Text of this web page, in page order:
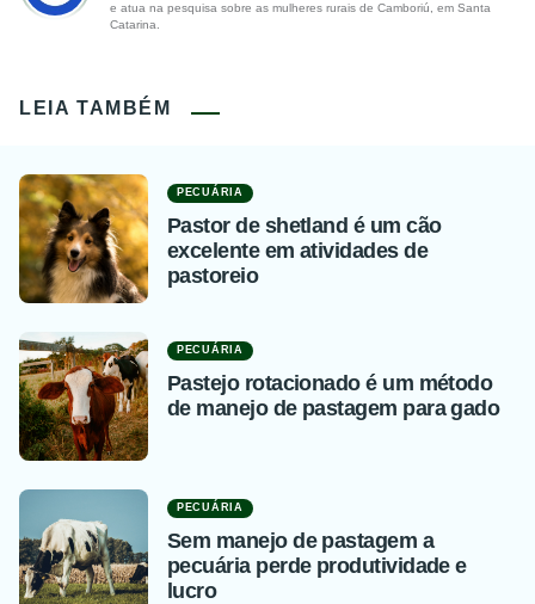
e atua na pesquisa sobre as mulheres rurais de Camboriú, em Santa
Catarina.
LEIA TAMBÉM
PECUÁRIA
Pastor de shetland é um cão
excelente em atividades de
pastoreio
PECUÁRIA
Pastejo rotacionado é um método
de manejo de pastagem para gado
PECUÁRIA
Sem manejo de pastagem a
pecuária perde produtividade e
lucro